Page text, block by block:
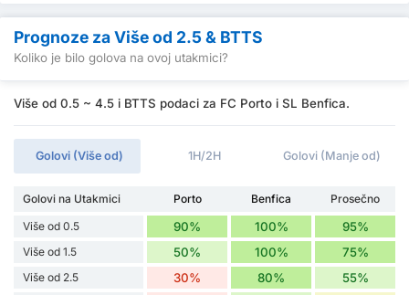
Prognoze za Više od 2.5 & BTTS
Koliko je bilo golova na ovoj utakmici?
Više od 0.5 ~ 4.5 i BTTS podaci za FC Porto i SL Benfica.
Golovi (Više od) 1H/2H Golovi (Manje od)
Golovi na Utakmici Porto Benfica
Prosečno
Više od 0.5
90% 100% 95%
Više od 1.5 50% 100% 75%
Više od 2.5 30% 80% 55%